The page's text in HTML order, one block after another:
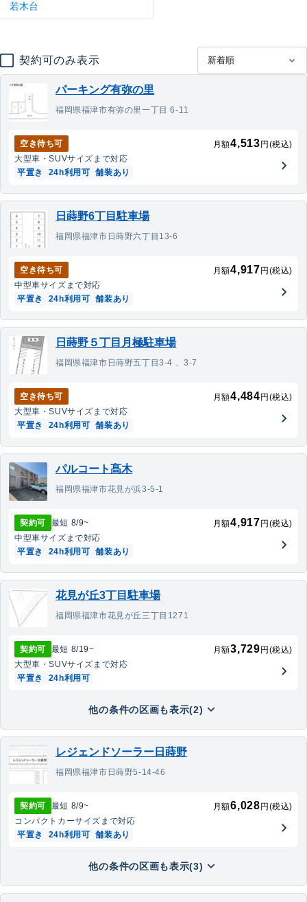
若木台
契約可のみ表示
パーキング有弥の里
福岡県福津市有弥の里一丁目 6-11
空き待ち可 月額4,513 円(税込)
大型車・SUVサイズまで対応
平置き
24h利用可 舗装あり
日蒔野6丁目駐車場
福岡県福津市日蒔野六丁目13-6
空き待ち可 月額4,917 円(税込)
中型車サイズまで対応
平置き
24h利用可 舗装あり
日蒔野５丁目月極駐車場
福岡県福津市日蒔野五丁目3-4 、3-7
空き待ち可 月額4,484 円(税込)
大型車・SUVサイズまで対応
平置き
24h利用可 舗装あり
パルコート髙木
福岡県福津市花見が浜3-5-1
契約可 最短 8/9~ 月額4,917 円(税込)
中型車サイズまで対応
平置き
24h利用可 舗装あり
花見が丘3丁目駐車場
福岡県福津市花見が丘三丁目1271
契約可 最短 8/19~ 月額3,729 円(税込)
大型車・SUVサイズまで対応
平置き
24h利用可
他の条件の区画も表示(2)
レジェンドソーラー日蒔野
福岡県福津市日蒔野5-14-46
契約可 最短 8/9~ 月額6,028 円(税込)
コンパクトカーサイズまで対応
平置き
24h利用可 舗装あり
他の条件の区画も表示(3)